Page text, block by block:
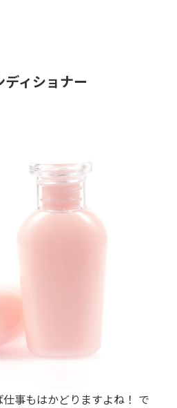
ィショナー
事もはかどりますよね！ で